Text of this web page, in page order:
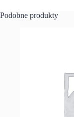
Podobne produkty